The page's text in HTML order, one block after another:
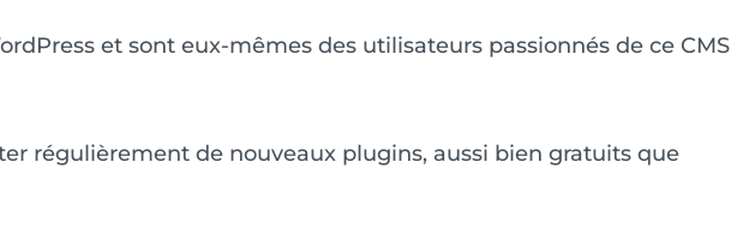
et sont eux-mêmes des utilisateurs passionnés de ce CMS
régulièrement de nouveaux plugins, aussi bien gratuits que